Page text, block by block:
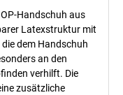
Handschuh aus
Latexstruktur mit
dem Handschuh
an den
verhilft. Die
zusätzliche